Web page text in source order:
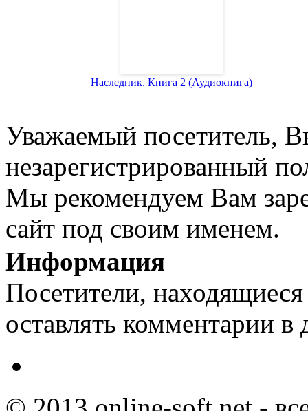
Наследник. Книга 2 (Аудиокнига)
Уважаемый посетитель,
незарегистрированный
Мы рекомендуем Вам
сайт под своим именем.
Информация
Посетители,
оставлять комментарии в